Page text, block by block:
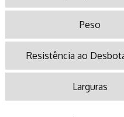
Peso
Resistência ao
Larguras